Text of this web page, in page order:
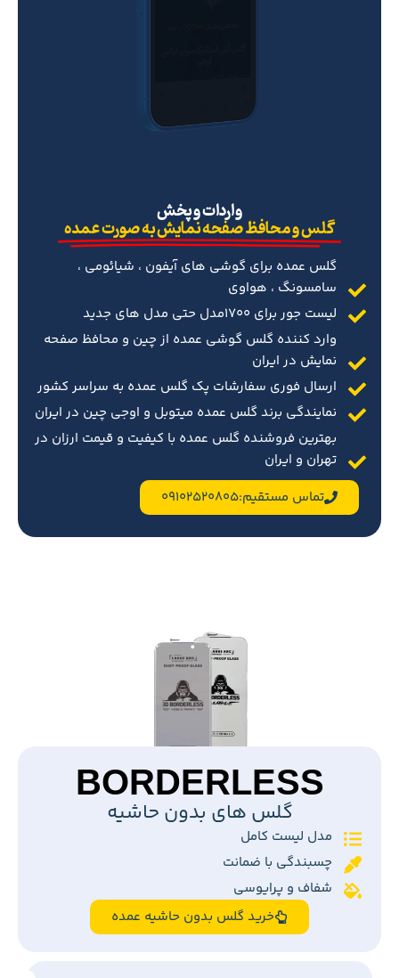
‌واردات و پخش
گلس و محافظ صفحه نمایش به صورت عمده
گلس عمده برای گوشی های آیفون ، شیائومی ،
سامسونگ ، هواوی
لیست جور برای 1700مدل حتی مدل های جدید
وارد کننده گلس گوشی عمده از چین و محافظ صفحه
نمایش در ایران
ارسال فوری سفارشات پک گلس عمده به سراسر کشور
نمایندگی برند گلس عمده میتوبل و اوجی چین در ایران
بهترین فروشنده گلس عمده با کیفیت و قیمت ارزان در
تهران و ایران
تماس مستقیم:09102520805
BORDERLESS
گلس های بدون حاشیه
مدل لیست کامل
چسبندگی با ضمانت
شفاف و پرایوسی
خرید گلس بدون حاشیه عمده